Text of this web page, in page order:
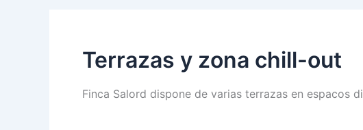
Terrazas y zona chill-out
Finca Salord dispone de varias terrazas en espacos